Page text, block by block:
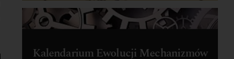
Kalendarium Ewolucji Mechanizmów